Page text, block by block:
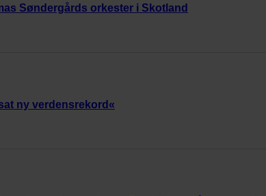
Søndergårds orkester i Skotland
ny verdensrekord«